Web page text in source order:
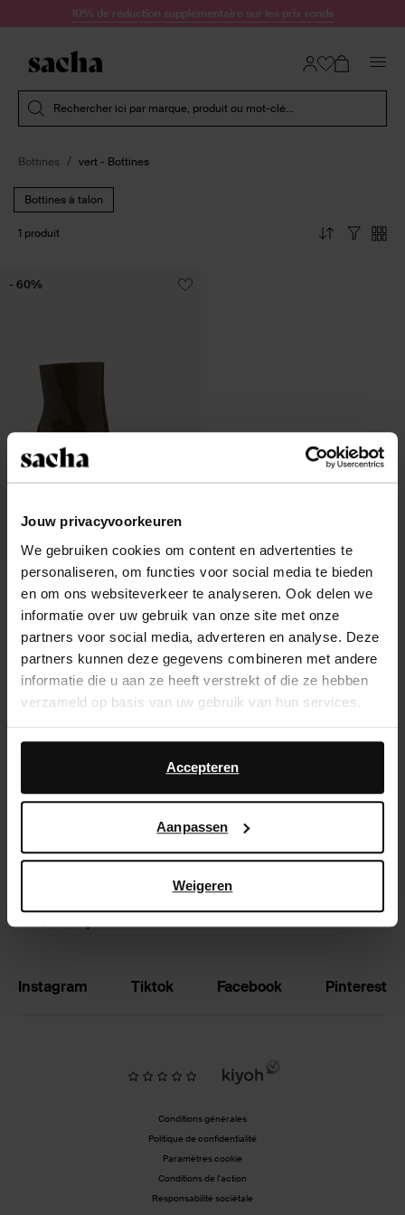
Jouw privacyvoorkeuren
We gebruiken cookies om content en advertenties te
personaliseren, om functies voor social media te bieden
en om ons websiteverkeer te analyseren. Ook delen we
informatie over uw gebruik van onze site met onze
partners voor social media, adverteren en analyse. Deze
partners kunnen deze gegevens combineren met andere
informatie die u aan ze heeft verstrekt of die ze hebben
verzameld op basis van uw gebruik van hun services.
Daarnaast werken wij samen met Google voor
advertentie- en meetdoeleinden. Meer informatie over
hoe Google uw persoonsgegevens gebruikt, vindt u op
Accepteren
Aanpassen
Weigeren
Passer au contenu10% de réduction supplémentaire sur les prix ronds
Rechercher ici par marque, produit ou mot-clé...
Bottines vert - Bottines
Bottines à talon
1 produit
Bottines vernies avec talon entonnoir
- vert
42.00
- 60%
À propos de Sacha
Livraison
Échanger et retourner
BE | Français
Instagram Tiktok Facebook Pinterest
Conditions générales
Politique de confidentialité
Paramètres cookie
Conditions de l'action
Responsabilité sociétale